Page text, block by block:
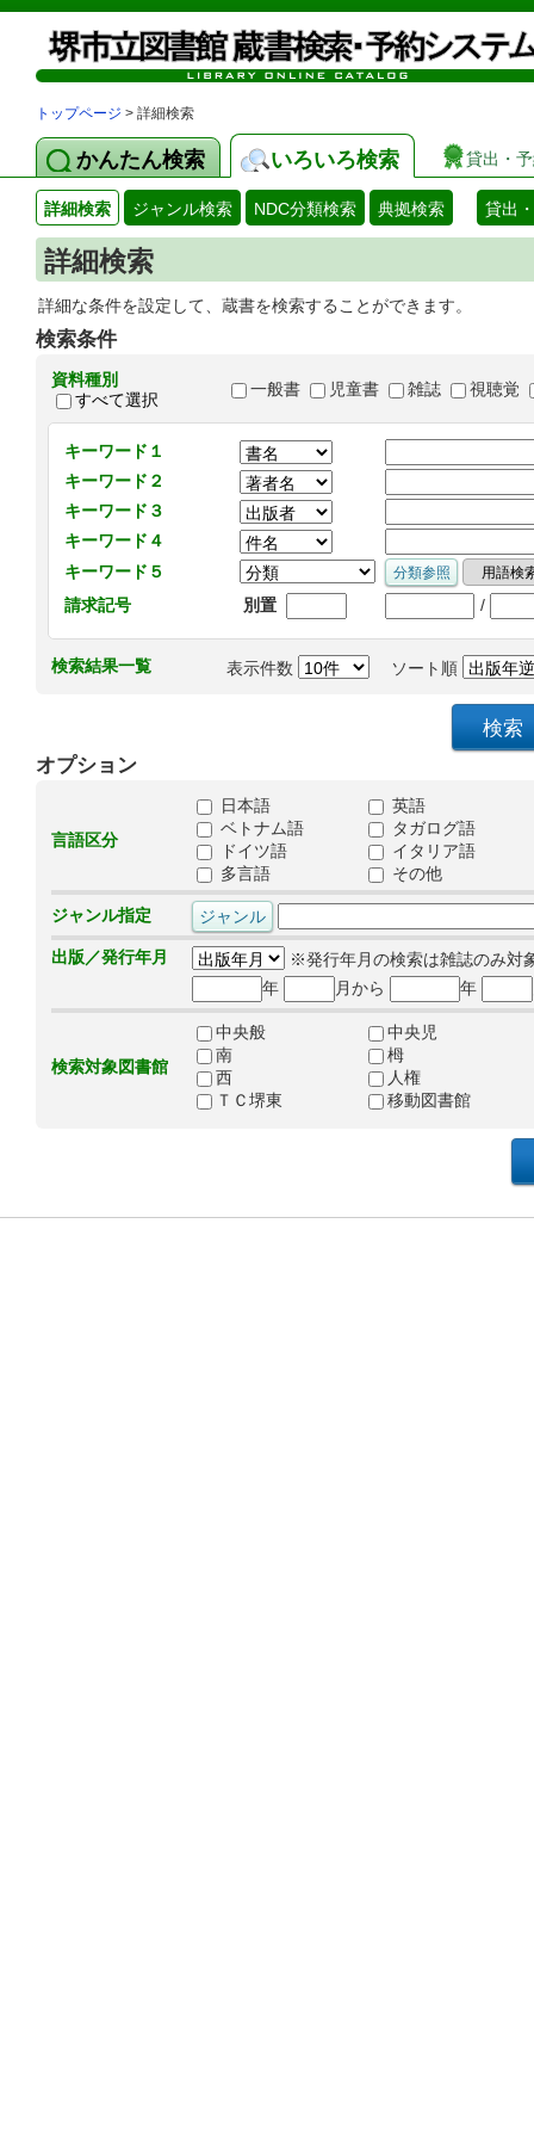
トップページ > 詳細検索
かんたん検索 いろいろ検索 貸出・
詳細検索 ジャンル検索 NDC分類検索 典拠検索 貸出
詳細検索
詳細な条件を設定して、蔵書を検索することができます。
検索条件
資料種別
すべて選択
一般書 児童書 雑誌 視聴覚
キーワード１
キーワード２
キーワード３
キーワード４
キーワード５
請求記号
別置 /
検索結果一覧 表示件数 ソート順
オプション
言語区分
日本語
英語
ベトナム語
タガログ語
ドイツ語
イタリア語
多言語
その他
ジャンル指定
出版／発行年月
※発行年月の検索は雑誌のみ対
年
月から 年
検索対象図書館
中央般
中央児
南
栂
西
人権
ＴＣ堺東
移動図書館